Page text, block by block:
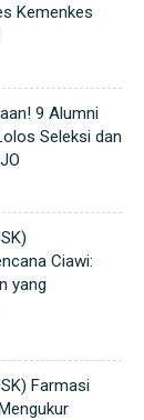
Kemenkes
9 Alumni
Seleksi dan
Ciawi:
yang
Farmasi